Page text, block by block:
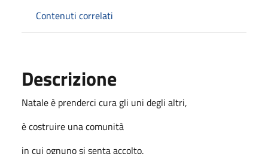
Contenuti correlati
Descrizione
Natale è prenderci cura gli uni degli altri,
è costruire una comunità
in cui ognuno si senta accolto.